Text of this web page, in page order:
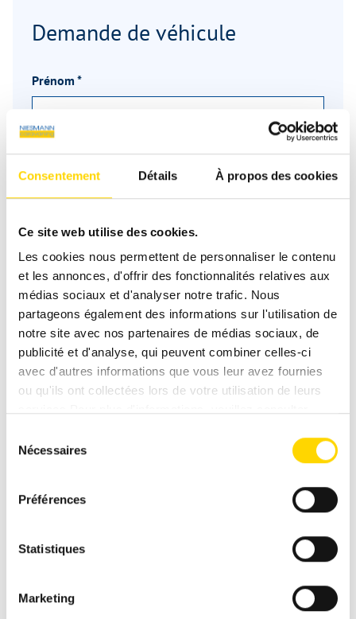
Consentement Détails À propos des cookies
Ce site web utilise des cookies.
Les cookies nous permettent de personnaliser le contenu
et les annonces, d'offrir des fonctionnalités relatives aux
médias sociaux et d'analyser notre trafic. Nous
partageons également des informations sur l'utilisation de
notre site avec nos partenaires de médias sociaux, de
publicité et d'analyse, qui peuvent combiner celles-ci
avec d'autres informations que vous leur avez fournies
ou qu'ils ont collectées lors de votre utilisation de leurs
Nécessaires
Préférences
Statistiques
Marketing
Demande de véhicule
Prénom *
Nom*
Email*
Téléphone
Message*